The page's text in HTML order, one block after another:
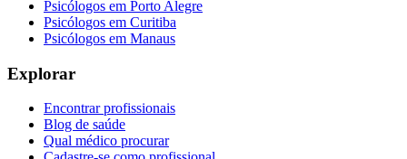
Psicólogos em Porto Alegre
Psicólogos em Curitiba
Psicólogos em Manaus
Explorar
Encontrar profissionais
Blog de saúde
Qual médico procurar